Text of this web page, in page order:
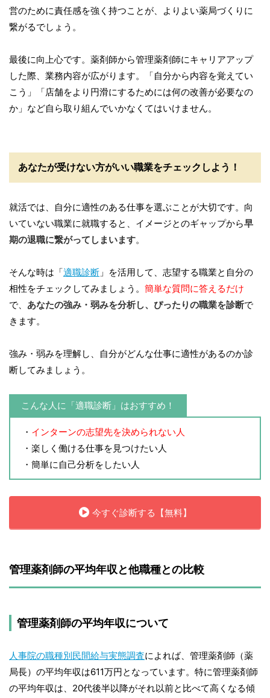
営のために責任感を強く持つことが、よりよい薬局づくりに
繋がるでしょう。
最後に向上心です。薬剤師から管理薬剤師にキャリアアップ
した際、業務内容が広がります。「自分から内容を覚えてい
こう」「店舗をより円滑にするためには何の改善が必要なの
か」など自ら取り組んでいかなくてはいけません。
あなたが受けない方がいい職業をチェックしよう！
就活では、自分に適性のある仕事を選ぶことが大切です。向
いていない職業に就職すると、イメージとのギャップから早
期の退職に繋がってしまいます。
そんな時は「適職診断 」を活用して、志望する職業と自分の
相性をチェックしてみましょう。 簡単な質問に答えるだけ
で、 あなたの強み・弱みを分析し、ぴったりの職業を診断で
きます。
強み・弱みを理解し、自分がどんな仕事に適性があるのか診
断してみましょう。
こんな人に「適職診断」はおすすめ！
・ インターンの志望先を決められない人
・楽しく働ける仕事を見つけたい人
・簡単に自己分析をしたい人
今すぐ診断する【無料】
管理薬剤師の平均年収と他職種との比較
管理薬剤師の平均年収について
人事院の職種別民間給与実態調査によれば、管理薬剤師（薬
局長）の平均年収は611万円となっています。特に管理薬剤師
の平均年収は、20代後半以降がそれ以前と比べて高くなる傾